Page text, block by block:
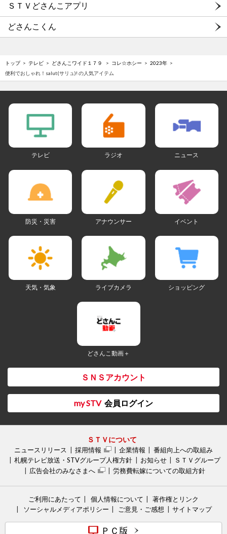
ＳＴＶどさんこアプリ
どさんこくん
トップ テレビ どさんこワイド１７９ コレ☆ホシー
2023年
便利でおしゃれ！salut(サリュ)! の人気アイテム
テレビ ラジオ ニュース
防災・災害 アナウンサー イベント
天気・気象 ライブカメラ ショッピング
どさんこ動画＋
ＳＮＳアカウント
my STV 会員ログイン
ＳＴＶについて
ニュースリリース 採用情報 企業情報
番組向上への取組み
札幌テレビ放送・STVグループ人権方針
お知らせ
ＳＴＶグループ
広告会社のみなさまへ
労務費転嫁についての取組方針
ご利用にあたって 個人情報について
著作権とリンク
ソーシャルメディアポリシー
ご意見・ご感想 サイトマップ
ＰＣ版